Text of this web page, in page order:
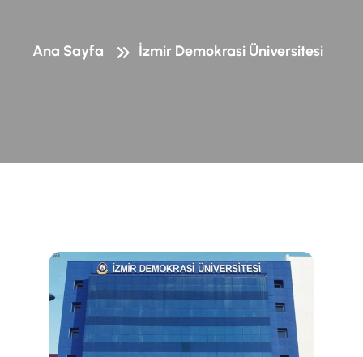
Ana Sayfa İzmir Demokrasi Üniversitesi